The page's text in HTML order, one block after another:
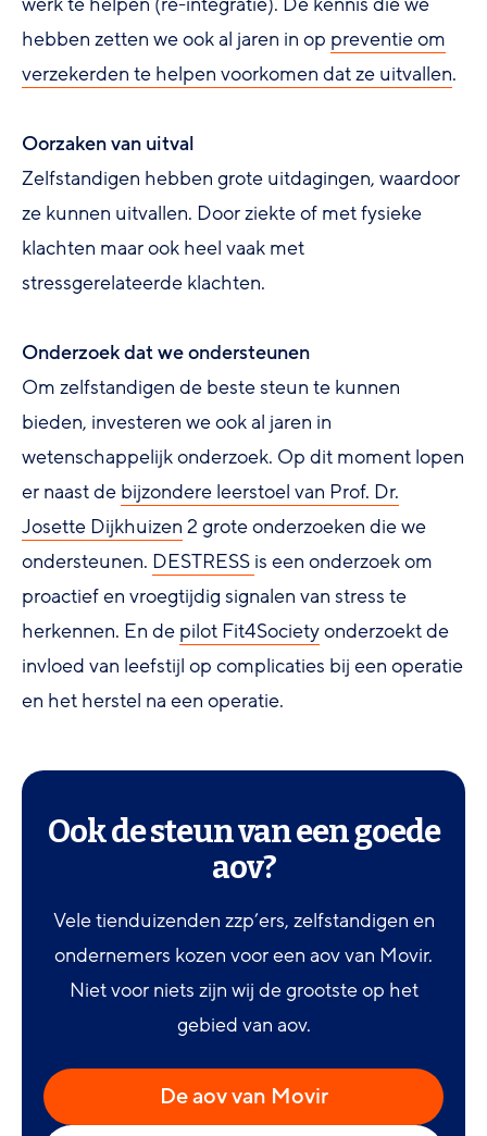
hebben zetten we ook al jaren in op preventie om
verzekerden te helpen voorkomen dat ze uitvallen.
Oorzaken van uitval
Zelfstandigen hebben grote uitdagingen, waardoor
ze kunnen uitvallen. Door ziekte of met fysieke
klachten maar ook heel vaak met
stressgerelateerde klachten.
Onderzoek dat we ondersteunen
Om zelfstandigen de beste steun te kunnen
bieden, investeren we ook al jaren in
wetenschappelijk onderzoek. Op dit moment lopen
er naast de bijzondere leerstoel van Prof. Dr.
Josette Dijkhuizen 2 grote onderzoeken die we
ondersteunen. DESTRESS is een onderzoek om
proactief en vroegtijdig signalen van stress te
herkennen. En de pilot Fit4Societyonderzoekt de
invloed van leefstijl op complicaties bij een operatie
en het herstel na een operatie.
Ook de steun van een goede
aov?
Vele tienduizenden zzp’ers, zelfstandigen en
ondernemers kozen voor een aov van Movir.
Niet voor niets zijn wij de grootste op het
gebied van aov.
De aov van Movir